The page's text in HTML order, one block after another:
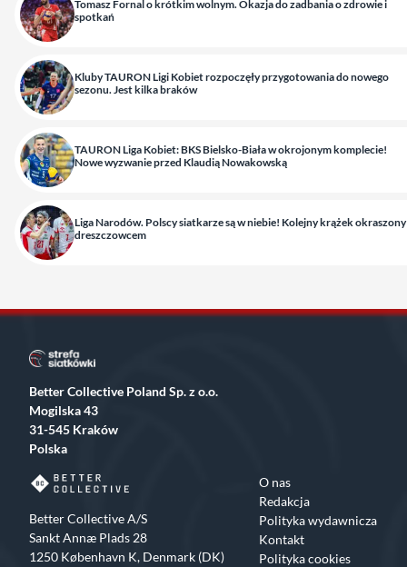
Tomasz Fornal o krótkim wolnym. Okazja do zadbania o zdrowie i
spotkań
Kluby TAURON Ligi Kobiet rozpoczęły przygotowania do nowego
sezonu. Jest kilka braków
TAURON Liga Kobiet: BKS Bielsko-Biała w okrojonym komplecie!
Nowe wyzwanie przed Klaudią Nowakowską
Liga Narodów. Polscy siatkarze są w niebie! Kolejny krążek okraszony
dreszczowcem
Better Collective Poland Sp. z o.o.
Mogilska 43
31-545 Kraków
Polska
Better Collective A/S
Sankt Annæ Plads 28
1250 København K, Denmark (DK)
O nas
Redakcja
Polityka wydawnicza
Kontakt
Polityka cookies